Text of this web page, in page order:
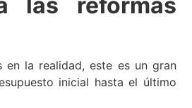
las reformas
en la realidad, este es un gran
inicial hasta el último